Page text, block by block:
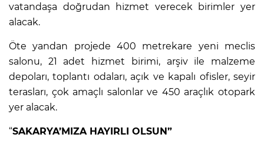
vatandaşa doğrudan hizmet verecek birimler yer
alacak.
Öte yandan projede 400 metrekare yeni meclis
salonu, 21 adet hizmet birimi, arşiv ile malzeme
depoları, toplantı odaları, açık ve kapalı ofisler, seyir
terasları, çok amaçlı salonlar ve 450 araçlık otopark
yer alacak.
“SAKARYA’MIZA HAYIRLI OLSUN”